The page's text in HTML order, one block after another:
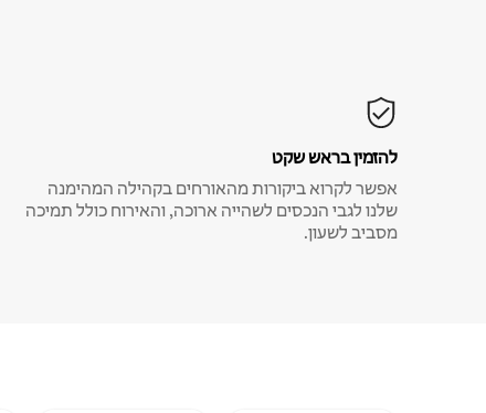
להזמין בראש שקט
אפשר לקרוא ביקורות מהאורחים בקהילה המהימנה
שלנו לגבי הנכסים לשהייה ארוכה, והאירוח כולל תמיכה
מסביב לשעון.